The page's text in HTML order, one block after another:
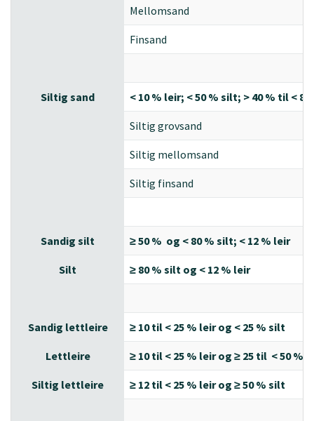
Mellomsand
Finsand
Siltig sand < 10 % leir; < 50 % silt; > 40 % til <
Siltig grovsand
Siltig mellomsand
Siltig finsand
Sandig silt ≥ 50 % og < 80 % silt; < 12 % leir
Silt ≥ 80 % silt og < 12 % leir
Sandig lettleire ≥ 10 til < 25 % leir og < 25 % silt
Lettleire ≥ 10 til < 25 % leir og ≥ 25 til < 50 %
Siltig lettleire ≥ 12 til < 25 % leir og ≥ 50 % silt